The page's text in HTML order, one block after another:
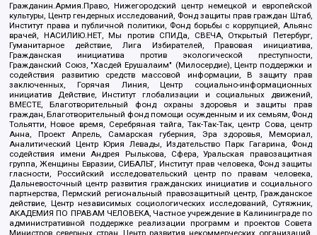
Гражданин.Армия.Право, Нижегородский центр немецкой и европейской
культуры, Центр гендерных исследований, Фонд защиты прав граждан Штаб,
Институт права и публичной политики, Фонд борьбы с коррупцией, Альянс
врачей, НАСИЛИЮ.НЕТ, Мы против СПИДа, СВЕЧА, Открытый Петербург,
Гуманитарное действие, Лига Избирателей, Правовая инициатива,
Гражданская инициатива против экологической преступности,
Гражданский Союз, "Хасдей Ерушалаим" (Милосердие), Центр поддержки и
содействия развитию средств массовой информации, В защиту прав
заключенных, Горячая Линия, Центр социально-информационных
инициатив Действие, Институт глобализации и социальных движений,
ВМЕСТЕ, Благотворительный фонд охраны здоровья и защиты прав
граждан, Благотворительный фонд помощи осужденным и их семьям, Фонд
Тольятти, Новое время, Серебряная тайга, Так-Так-Так, центр Сова, центр
Анна, Проект Апрель, Самарская губерния, Эра здоровья, Мемориал,
Аналитический Центр Юрия Левады, Издательство Парк Гагарина, Фонд
содействия имени Андрея Рылькова, Сфера, Уральская правозащитная
группа, Женщины Евразии, СИБАЛЬТ, Институт прав человека, Фонд защиты
гласности, Российский исследовательский центр по правам человека,
Дальневосточный центр развития гражданских инициатив и социального
партнерства, Пермский региональный правозащитный центр, Гражданское
действие, Центр независимых социологических исследований, Сутяжник,
АКАДЕМИЯ ПО ПРАВАМ ЧЕЛОВЕКА, Частное учреждение в Калининграде по
административной поддержке реализации программ и проектов Совета